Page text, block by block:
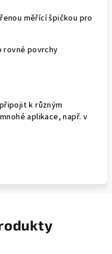
měřící špičkou pro
rovné povrchy
k různým
aplikace, např. v